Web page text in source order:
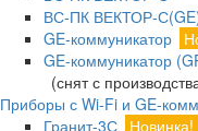
ВС-ПК ВЕКТОР-
GE-коммуникатор
GE-коммуникатор
(снят с
Приборы с Wi-Fi и GE-
Гранит-3С Новинка!